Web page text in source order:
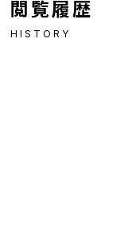
閲覧履歴
HISTORY